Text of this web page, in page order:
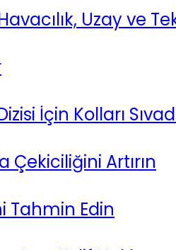
Uzay ve
İçin Kolları
Artırın
Tahmin Edin